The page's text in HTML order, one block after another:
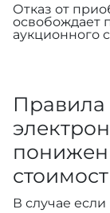
Отказ от
освобождает
аукционного
Правила
В случае